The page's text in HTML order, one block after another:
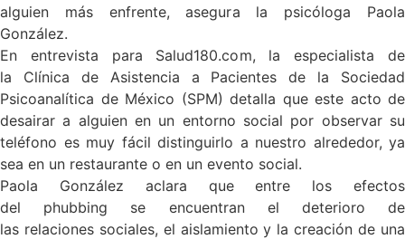
alguien más enfrente, asegura la psicóloga Paola
González.
En entrevista para Salud180.com, la especialista de
la Clínica de Asistencia a Pacientes de la Sociedad
Psicoanalítica de México (SPM) detalla que este acto de
desairar a alguien en un entorno social por observar su
teléfono es muy fácil distinguirlo a nuestro alrededor, ya
sea en un restaurante o en un evento social.
Paola González aclara que entre los efectos
del phubbing se encuentran el deterioro de
las relaciones sociales, el aislamiento y la creación de una